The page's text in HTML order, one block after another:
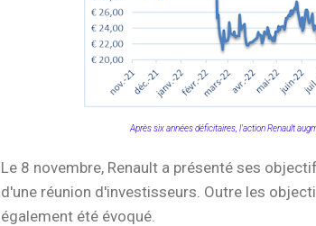
Après six années déficitaires, l'action Renault
Le 8 novembre, Renault a présenté ses
d'une réunion d'investisseurs. Outre les
également été évoqué.